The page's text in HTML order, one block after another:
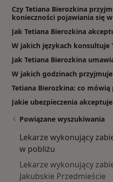
Czy Tetiana Bierozkina
konieczności pojawiania się
Jak Tetiana Bierozkina
W jakich językach konsultuje
Jak Tetiana Bierozkina
W jakich godzinach
Tetiana Bierozkina: co mówią
Jakie ubezpieczenia
Powiązane wyszukiwania
Lekarze wykonujący
w pobliżu
Lekarze wykonujący
Jakubskie Przedmieście